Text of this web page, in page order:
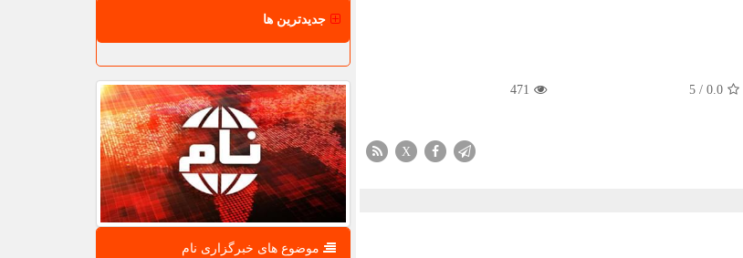
0.0
/
5
471
X
جدیدترین ها
موضوع های خبرگزاری نام